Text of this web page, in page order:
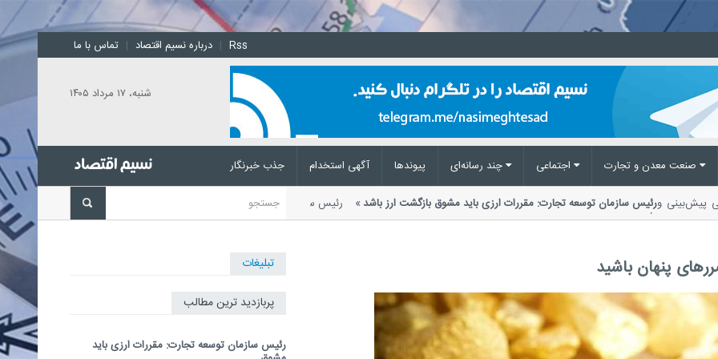
تماس با ما | درباره نسیم اقتصاد | Rss
شنبه، ۱۷ مرداد ۱۴۰۵
جذب خبرنگار آگهی استخدام پیوند‌ها
رئیس سازمان توسعه تجارت: مقررات ارزی باید مشوق بازگشت ارز باشد
رئیس سازمان توسعه تجارت با
تأکید بر ضرورت اصلاح مقررات ارزی،...
ملی پیش‌بینی و
تبلیغات
پربازدید ترین مطالب
رئیس سازمان توسعه تجارت: مقررات ارزی باید
پنهان باشید